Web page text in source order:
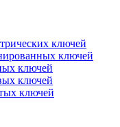
ключей
ключей
ключей
ключей
ключей